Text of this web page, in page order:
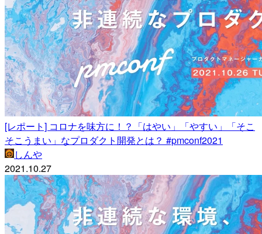
[レポート] コロナを味方に！？「はやい」「やすい」「そこ
そこうまい」なプロダクト開発とは？ #pmconf2021
しんや
2021.10.27